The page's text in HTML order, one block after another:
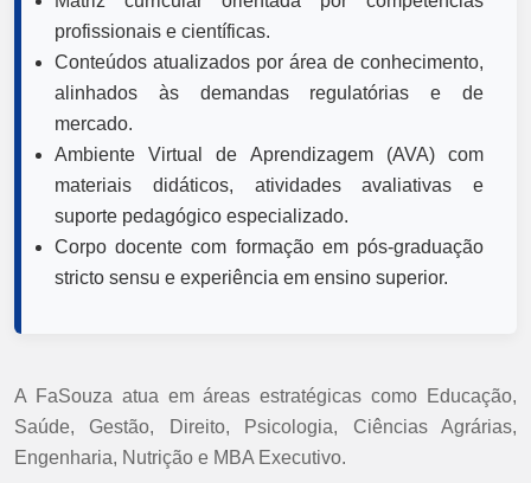
profissionais e científicas.
Conteúdos atualizados por área de conhecimento,
alinhados às demandas regulatórias e de
mercado.
Ambiente Virtual de Aprendizagem (AVA) com
materiais didáticos, atividades avaliativas e
suporte pedagógico especializado.
Corpo docente com formação em pós-graduação
stricto sensu e experiência em ensino superior.
A FaSouza atua em áreas estratégicas como Educação,
Saúde, Gestão, Direito, Psicologia, Ciências Agrárias,
Engenharia, Nutrição e MBA Executivo.